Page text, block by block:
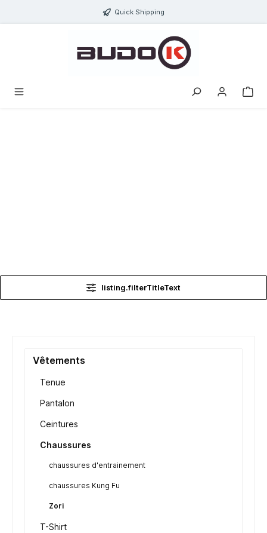
Quick Shipping
listing.filterTitleText
Vêtements
Tenue
Pantalon
Ceintures
Chaussures
chaussures d'entrainement
chaussures Kung Fu
Zori
T-Shirt